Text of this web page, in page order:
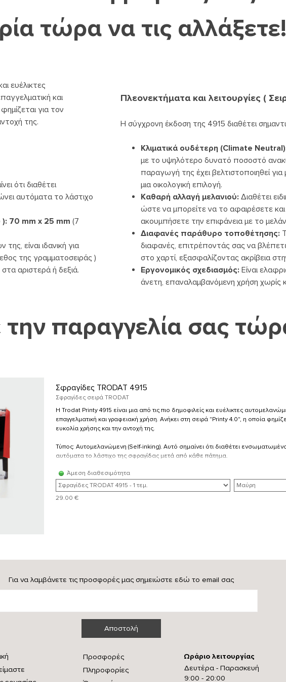
τώρα να τις αλλάξετε!
ευέλικτες
και
για τον
της.
ότι διαθέτει
αυτόματα το λάστιχο
70 mm x 25 mm (7
είναι ιδανική για
της γραμματοσειράς )
αριστερά ή δεξιά.
Πλεονεκτήματα και λειτουργίες (
Η σύγχρονη έκδοση της 4915 διαθέτει
Κλιματικά ουδέτερη (Climate
με το υψηλότερο δυνατό ποσοστό
παραγωγή της έχει βελτιστοποιηθεί
μια οικολογική επιλογή.
Καθαρή αλλαγή μελανιού: Διαθέτει
ώστε να μπορείτε να το αφαιρέσετε
ακουμπήσετε την επιφάνεια με το
Διαφανές παράθυρο τοποθέτησης:
διαφανές, επιτρέποντάς σας να
στο χαρτί, εξασφαλίζοντας ακρίβεια
Εργονομικός σχεδιασμός: Είναι
άνετη, επαναλαμβανόμενη χρήση χωρίς
παραγγελία σας
Σφραγίδες TRODAT 4915
Σφραγίδες σειρά TRODAT
Η Trodat Printy 4915 είναι μια από τις πιο δημοφιλείς και ευέλικτες
επαγγελματική και γραφειακή χρήση. Ανήκει στη σειρά "Printy 4.0", η οποία
ευκολία χρήσης και την αντοχή της.
Τύπος: Αυτομελανώμενη (Self-inking). Αυτό σημαίνει ότι διαθέτει
αυτόματα το λάστιχο της σφραγίδας μετά από κάθε πάτημα.
Άμεση διαθεσιμότητα
29.00 €
Για να λαμβάνετε τις προσφορές μας σημειώστε εδώ το email σας
Προσφορές
Πληροφορίες
Ωράριο λειτουργίας
Δευτέρα - Παρασκευή
9:00 - 20:00